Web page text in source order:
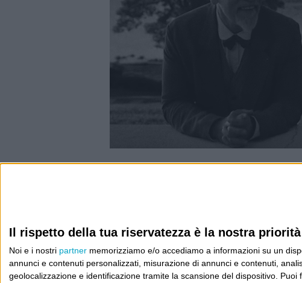
Il rispetto della tua riservatezza è la nostra priorità
Noi e i nostri partner memorizziamo e/o accediamo a informazioni su un
annunci e contenuti personalizzati, misurazione di annunci e contenuti,
geolocalizzazione e identificazione tramite la scansione del dispositivo.
Filologia di Wittgenstein
Cookie